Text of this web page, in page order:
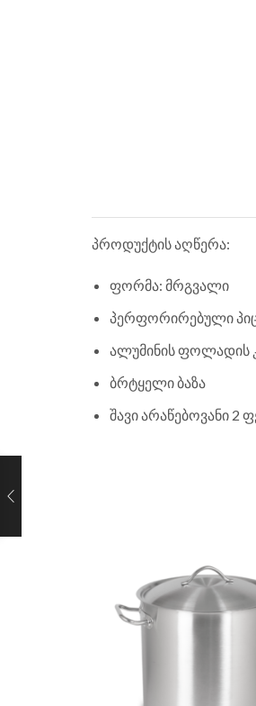
პროდუქტის აღწერა:
ფორმა: მრგვალი
პერფორირებული
ალუმინის ფოლადის
ბრტყელი ბაზა
შავი არაწებოვანი 2